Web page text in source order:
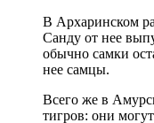
В Архаринском
Санду от нее
обычно самки
нее самцы.
Всего же в
тигров: они